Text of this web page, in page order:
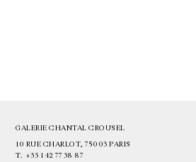
GALERIE CHANTAL CROUSEL
10 RUE CHARLOT, 75003 PARIS
T. +33 1 42 77 38 87